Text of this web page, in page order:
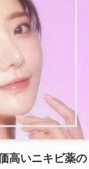
高いニキビ薬の